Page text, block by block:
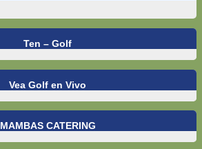
Ten – Golf
Vea Golf en Vivo
MAMBAS CATERING